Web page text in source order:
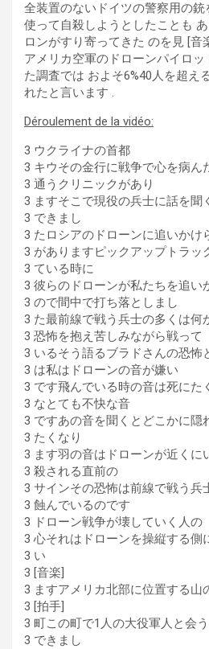
全装置のないドイツの警察用の
使って自殺しようとしたことも
ロンがすり寄ってきた のを見 [音
アメリカ空軍のドローンパイロ
た調査では およそ6%40人を超え
れたと言います .
Déroulement de la vidéo:
3 ウクライナの首都
3 キウその金行に戦争で心を病ん
3 通うクリニックがあり
3 ますそこで現役の兵士に話を聞
3 できまし
3 たロシアのドローンに追いかけ
3 がありますピックアップトラッ
3 ている時に
3 彼らのドローンが私たちを追い
3 ので間中で打ち落としまし
3 た最前線で戦う兵士の多くは何
3 恐怖を抱え苦しみながら戦って
3 いるそう語るブラドさんの恐怖
3 は私はドローンの音が嫌い
3 です飛んでいる時の音は死にた
3 なとても不快な音
3 ですあの音を聞くとどこかに隠
3 たくなり
3 ます羽の音はドローンが近くに
3 殺される直前の
3 サインその恐怖は前線で戦う兵
3 蝕んでいるのです
3 ドローン戦争が壊していく人の
3 心それはドローンを操縦する側
3 い
3 [音楽]
3 ますアメリカ北部に位置する山
3 [拍手]
3 町この町で1人の大役軍人と会
3 できまし